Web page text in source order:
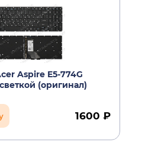
Aspire E5-774G
(оригинал)
1600 ₽